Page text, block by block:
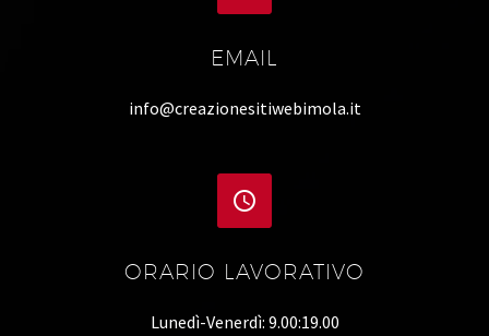
EMAIL
info@creazionesitiwebimola.it


ORARIO LAVORATIVO
Lunedì-Venerdì: 9.00:19.00